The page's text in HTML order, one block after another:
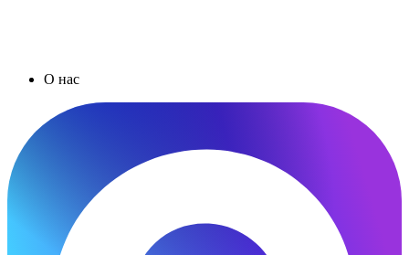
О нас